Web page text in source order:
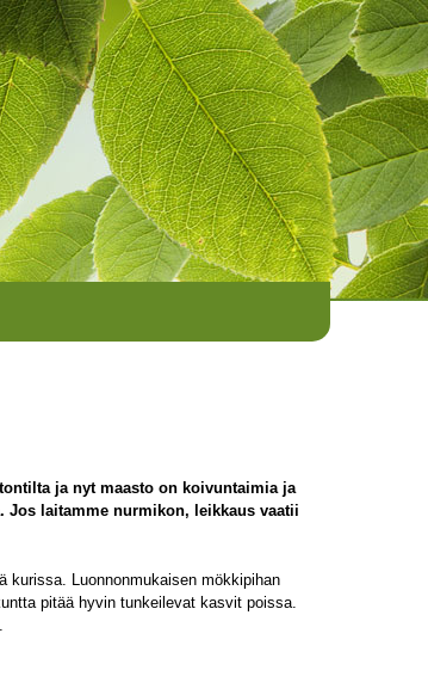
ja nyt maasto on koivuntaimia ja
Jos laitamme nurmikon, leikkaus vaatii
kurissa. Luonnonmukaisen mökkipihan
pitää hyvin tunkeilevat kasvit poissa.